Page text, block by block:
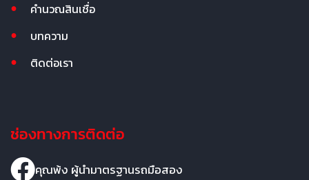
คำนวณสินเชื่อ
บทความ
ติดต่อเรา
ช่องทางการติดต่อ
คุณพ้ง ผู้นำมาตรฐานรถมือสอง